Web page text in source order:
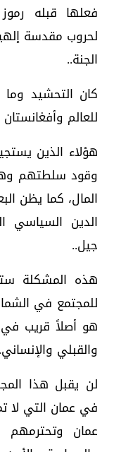
فعلها قبله
لحروب مقدسة
الجنة..
كان التحشيد
للعالم
هؤلاء الذين
وقود سلطتهم
المال، كما يظن
الدين السياسي
جيل..
هذه المشكلة
للمجتمع في
هو أصلاً قريب في
والقبلي
لن يقبل هذا
في عمان التي لا
عمان